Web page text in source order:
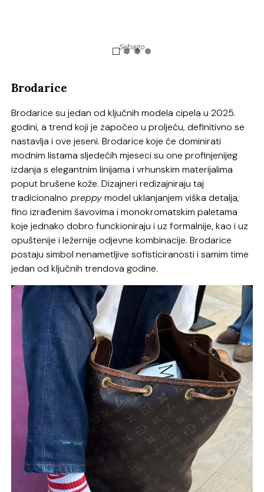
Sebago
Brodarice
Brodarice su jedan od ključnih modela cipela u 2025.
godini, a trend koji je započeo u proljeću, definitivno se
nastavlja i ove jeseni. Brodarice koje će dominirati
modnim listama sljedećih mjeseci su one profinjenijeg
izdanja s elegantnim linijama i vrhunskim materijalima
poput brušene kože. Dizajneri redizajniraju taj
tradicionalno preppymodel uklanjanjem viška detalja,
fino izrađenim šavovima i monokromatskim paletama
koje jednako dobro funckioniraju i uz formalnije, kao i uz
opuštenije i ležernije odjevne kombinacije. Brodarice
postaju simbol nenametljive sofisticiranosti i samim time
jedan od ključnih trendova godine.